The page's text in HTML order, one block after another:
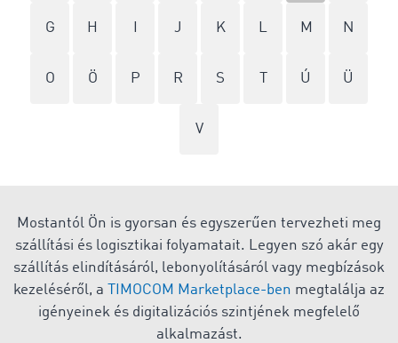
G H J K L M N
O Ö P R S Ú Ü
V
Mostantól Ön is gyorsan és egyszerűen tervezheti meg
szállítási és logisztikai folyamatait. Legyen szó akár egy
szállítás elindításáról, lebonyolításáról vagy megbízások
kezeléséről, a
TIMOCOM Marketplace-ben megtalálja az
igényeinek és digitalizációs szintjének megfelelő
alkalmazást.